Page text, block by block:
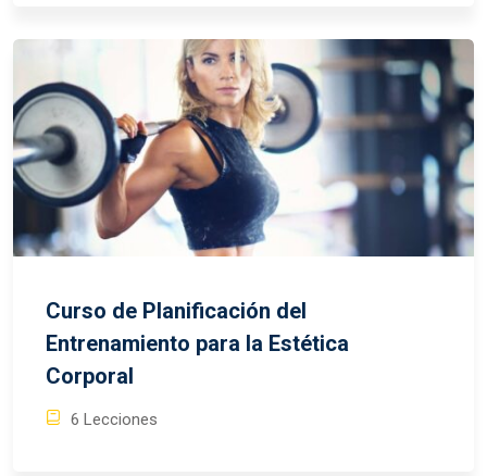
Curso de Planificación del
Entrenamiento para la Estética
Corporal
6 Lecciones